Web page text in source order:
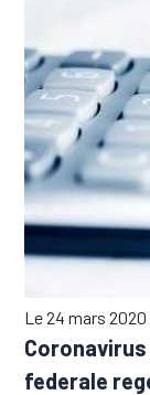
Le 24 mars 2020
federale